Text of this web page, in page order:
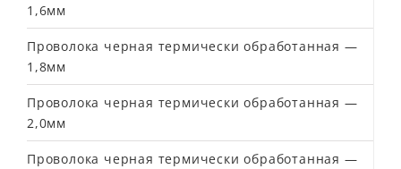
1,6мм
Проволока черная термически обработанная —
1,8мм
Проволока черная термически обработанная —
2,0мм
Проволока черная термически обработанная —